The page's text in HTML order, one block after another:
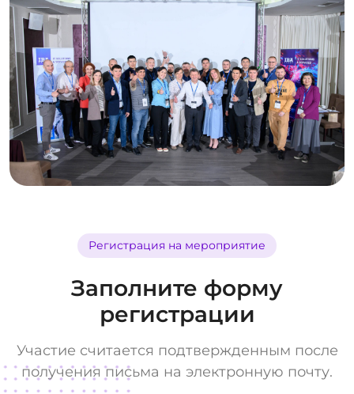
Регистрация на мероприятие
Заполните форму
регистрации
Участие считается подтвержденным после
получения письма на электронную почту.